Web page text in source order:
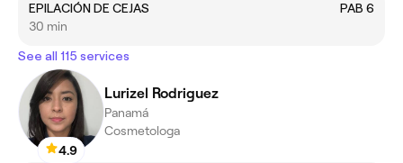
EPILACIÓN DE CEJAS
PAB 6
30 min
See all 115 services
4.9
Lurizel Rodriguez
Panamá
Cosmetologa